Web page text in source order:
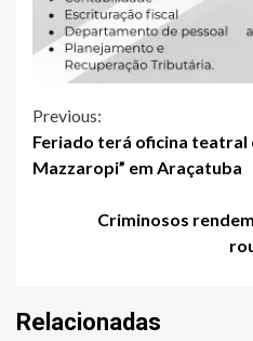
Continue
Reading
Previous:
Feriado terá oficina teatral
Mazzaropi” em Araçatuba
Criminosos
Relacionadas